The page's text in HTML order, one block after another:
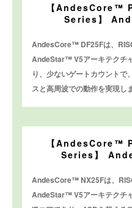
【AndesCore™
Series】
AndesCore™ DF25Fは、
AndeStar™ V5アーキテクチ
り、少ないゲートカウントで
スと高周波での動作を実現し
【AndesCore™
Series】
AndesCore™ NX25Fは、
AndeStar™ V5アーキテクチ